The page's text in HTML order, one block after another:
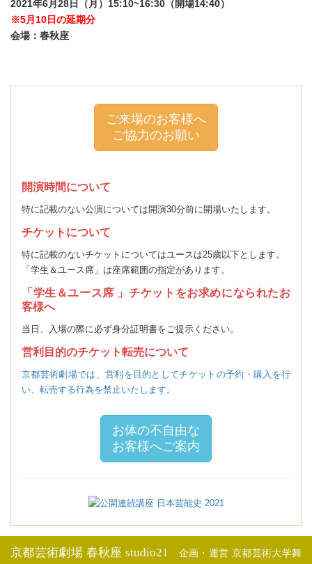
2021年6月28日（月）15:10~16:30（開場14:40）
※5月10日の延期分
会場：春秋座
ご来場のお客様へ
ご協力のお願い
開演時間について
特に記載のない公演については開演30分前に開場いたします。
チケットについて
特に記載のないチケットについてはユースは25歳以下とします。
「学生＆ユース席」は座席範囲の指定があります。
「学生＆ユース席 」チケットをお求めになられたお
客様へ
当日、入場の際に必ず身分証明書をご提示ください。
営利目的のチケット転売について
京都芸術劇場では、営利を目的としてチケットの予約・購入を行
い、転売する行為を禁止いたします。
お体の不自由な
お客様へご案内
京都芸術劇場 春秋座 studio21 企画・運営 京都芸術大学舞